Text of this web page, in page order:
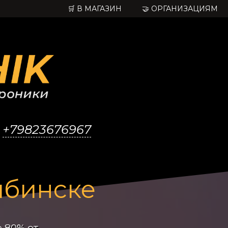
🛒 В МАГАЗИН 🤝 ОРГАНИЗАЦИЯМ
+79823676967